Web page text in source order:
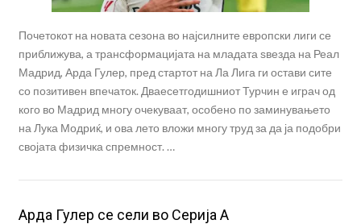
Почетокот на новата сезона во најсилните европски лиги се
приближува, а трансформацијата на младата ѕвезда на Реал
Мадрид, Арда Гулер, пред стартот на Ла Лига ги остави сите
со позитивен впечаток. Дваесетгодишниот Турчин е играч од
кого во Мадрид многу очекуваат, особено по заминувањето
на Лука Модриќ, и ова лето вложи многу труд за да ја подобри
својата физичка спремност. …
Арда Гулер се сели во Серија А